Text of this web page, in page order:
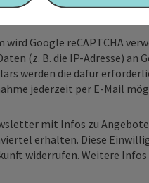
wird Google reCAPTCHA
(z. B. die IP-Adresse)
werden die dafür
jederzeit per E-Mail
mit Infos zu
erhalten. Diese
widerrufen. Weitere Infos